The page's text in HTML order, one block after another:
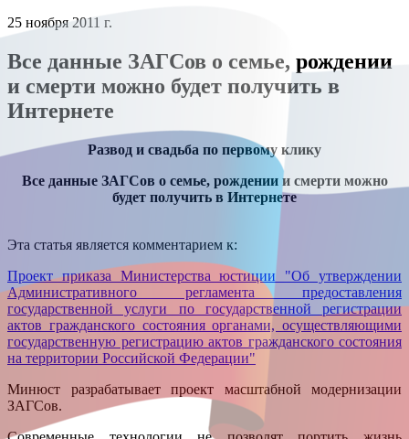
25 ноября 2011 г.
Все данные ЗАГСов о семье, рождении
и смерти можно будет получить в
Интернете
Развод и свадьба по первому клику
Все данные ЗАГСов о семье, рождении и смерти можно
будет получить в Интернете
Эта статья является комментарием к:
Проект приказа Министерства юстиции "Об утверждении
Административного регламента предоставления
государственной услуги по государственной регистрации
актов гражданского состояния органами, осуществляющими
государственную регистрацию актов гражданского состояния
на территории Российской Федерации"
Минюст разрабатывает проект масштабной модернизации
ЗАГСов.